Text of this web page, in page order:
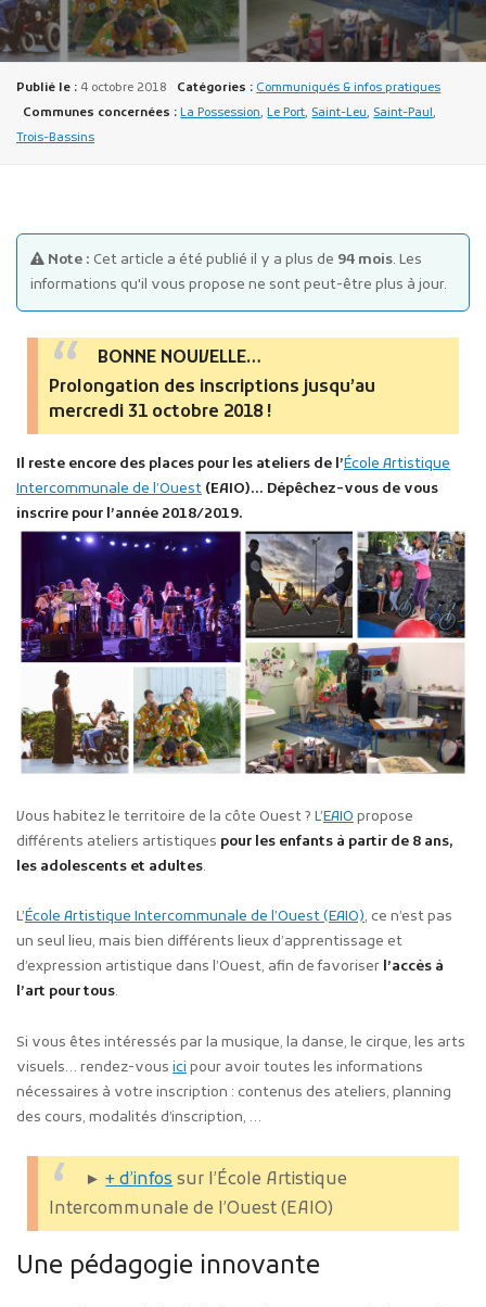
Plans d'accès
Publié le : 4 octobre 2018 Catégories : Communiqués & infos pratiques
Communes concernées : La Possession,Le Port, Saint-Leu, Saint-Paul,
Trois-Bassins
Note : Cet article a été publié il y a plus de 94 mois. Les
informations qu'il vous propose ne sont peut-être plus à jour.
BONNE NOUVELLE…
Prolongation des inscriptions jusqu’au
mercredi 31 octobre 2018 !
Il reste encore des places pour les ateliers de l’École Artistique
Intercommunale de l’Ouest (EAIO)… Dépêchez-vous de vous
inscrire pour l’année 2018/2019.
Vous habitez le territoire de la côte Ouest ? L’EAIO propose
différents ateliers artistiques pour les enfants à partir de 8 ans,
les adolescents et adultes.
L’École Artistique Intercommunale de l’Ouest (EAIO), ce n’est pas
un seul lieu, mais bien différents lieux d’apprentissage et
d’expression artistique dans l’Ouest, afin de favoriser l’accès à
l’art pour tous.
Si vous êtes intéressés par la musique, la danse, le cirque, les arts
visuels… rendez-vous ici pour avoir toutes les informations
nécessaires à votre inscription : contenus des ateliers, planning
des cours, modalités d’inscription, …
►+ d’infos sur l’École Artistique
Intercommunale de l’Ouest (EAIO)
Une pédagogie innovante